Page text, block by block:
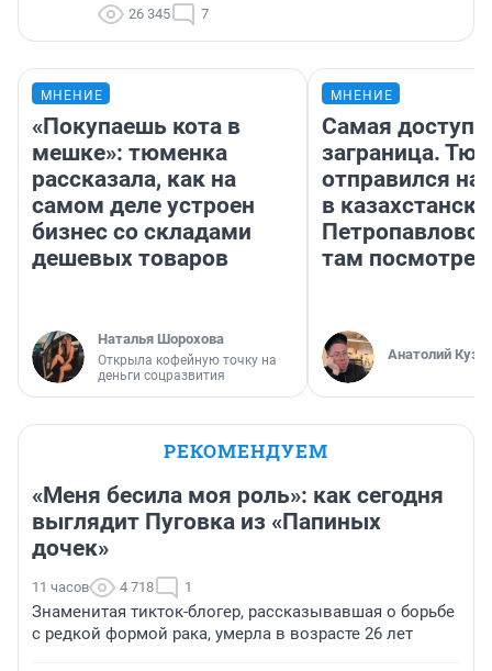
26 345 7
МНЕНИЕ
«Покупаешь кота в
мешке»: тюменка
рассказала, как на
самом деле устроен
бизнес со складами
дешевых товаров
Наталья Шорохова
Открыла кофейную точку на
деньги соцразвития
МНЕНИЕ
Самая
заграница.
отправился
в
там
Анатолий
РЕКОМЕНДУЕМ
«Меня бесила моя роль»: как сегодня
выглядит Пуговка из «Папиных
дочек»
11 часов 4 718 1
Знаменитая тикток-блогер, рассказывавшая о борьбе
с редкой формой рака, умерла в возрасте 26 лет